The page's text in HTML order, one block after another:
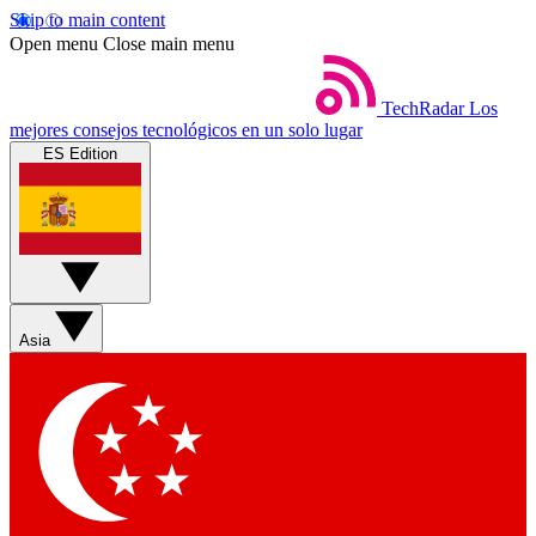
Skip to main content
Open menu Close main menu
TechRadar Los
mejores consejos tecnológicos en un solo lugar
ES Edition
Asia